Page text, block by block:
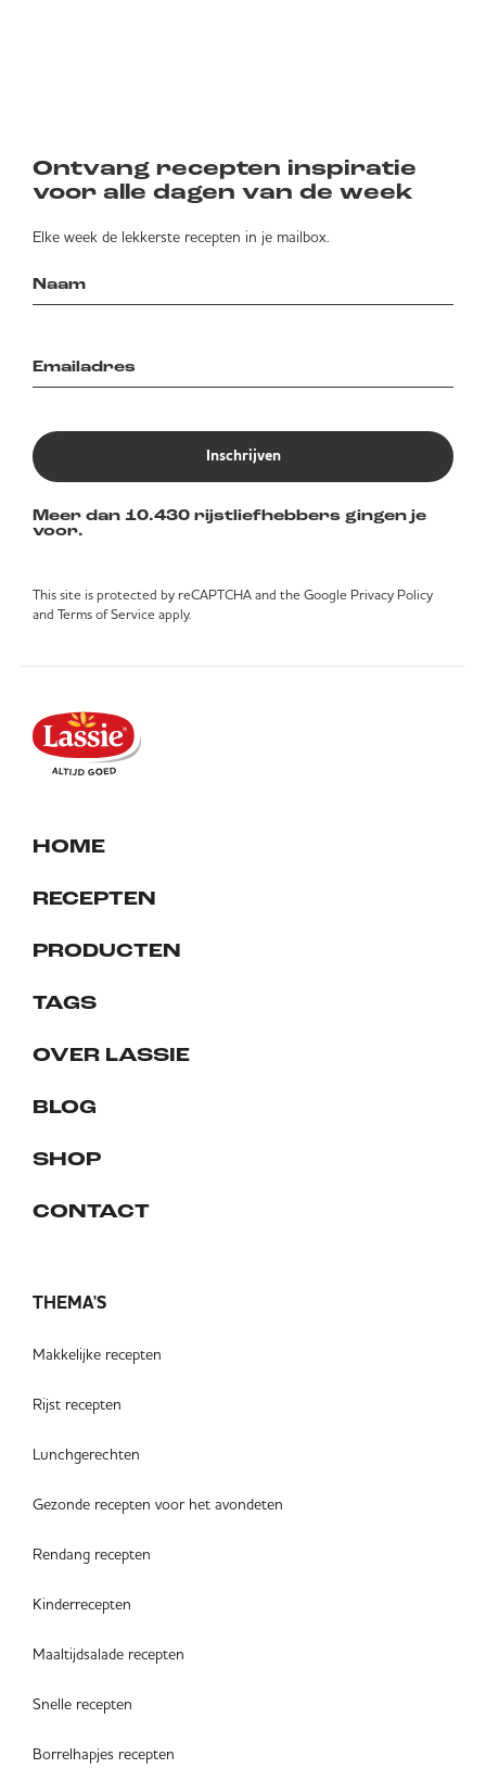
Ontvang recepten inspiratie
voor alle dagen van de week
Elke week de lekkerste recepten in je mailbox.
Inschrijven
Meer dan 10.430 rijstliefhebbers gingen je
voor.
This site is protected by reCAPTCHA and the Google Privacy Policy
and Terms of Service apply.
HOME
RECEPTEN
PRODUCTEN
TAGS
OVER LASSIE
BLOG
SHOP
CONTACT
THEMA'S
Makkelijke recepten
Rijst recepten
Lunchgerechten
Gezonde recepten voor het avondeten
Rendang recepten
Kinderrecepten
Maaltijdsalade recepten
Snelle recepten
Borrelhapjes recepten